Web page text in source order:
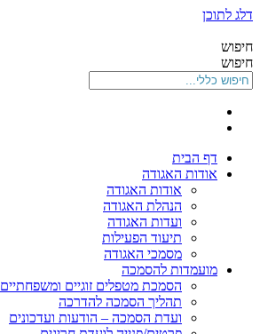
דלג לתוכן
חיפוש
חיפוש
דף הבית
אודות האגודה
אודות האגודה
הנהלת האגודה
ועדות האגודה
תיעוד הפעילות
מסמכי האגודה
מועמדות להסמכה
הסמכת מטפלים זוגיים ומשפחתיים
תהליך הסמכה להדרכה
ועדת הסמכה – הודעות ועדכונים